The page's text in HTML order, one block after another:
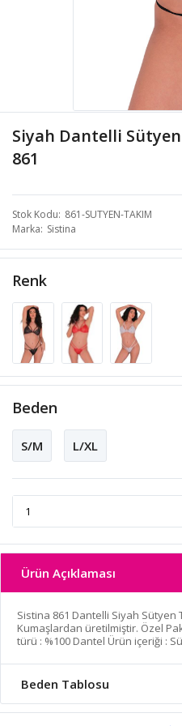
Siyah Dantelli Sütyen
861
Stok Kodu 861-SUTYEN-TAKIM
Marka Sistina
Renk
Beden
S/M L/XL
Ürün Açıklaması
Sistina 861 Dantelli Siyah Sütyen
Kumaşlardan üretilmiştir. Özel
türü : %100 Dantel Ürün içeriği :
Beden Tablosu